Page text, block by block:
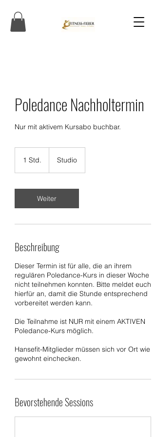
Poledance Nachholtermin
Nur mit aktivem Kursabo buchbar.
1 Std.
d
Studio
Weiter
Beschreibung
Dieser Termin ist für alle, die an ihrem
regulären Poledance-Kurs in dieser Woche
nicht teilnehmen konnten. Bitte meldet euch
hierfür an, damit die Stunde entsprechend
vorbereitet werden kann.
Die Teilnahme ist NUR mit einem AKTIVEN
Poledance-Kurs möglich.
Hansefit-Mitglieder müssen sich vor Ort wie
gewohnt einchecken.
Bevorstehende Sessions